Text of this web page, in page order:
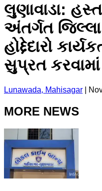
લુણાવાડા:
અંતર્ગત
હોદ્દેદારો
સુપ્રત
Lunawada, Mahisagar
MORE NEWS